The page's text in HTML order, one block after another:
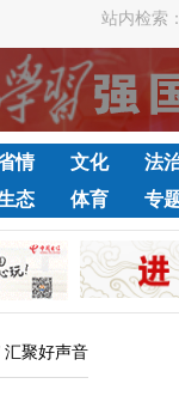
站内检索：
情 文化 法
态 体育 专
汇聚好声音